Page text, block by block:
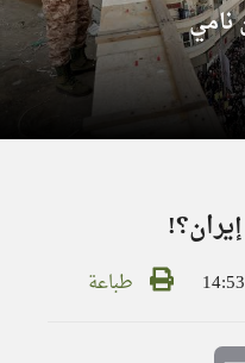
نامي
طباعة